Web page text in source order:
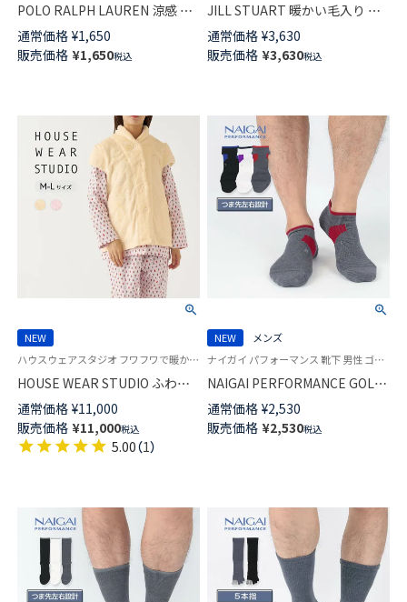
POLO RALPH LAUREN 涼感 鹿
の子編み オーガニックコットン
混 マルチPP 20cm ミドル丈 ソ
ックス 02012513
通常価格 ¥1,650
販売価格 ¥1,650税込
JILL STUART 暖かい毛入り バ
ルキー ケーブルタイツ かかと
付き 後ろヒップマチ付き レデ
ィース 01050531
通常価格 ¥3,630
販売価格 ¥3,630税込
NEW
ハウスウェアスタジオ フワフワで暖かい 防寒 秋冬 羽織もの HWS
HOUSE WEAR STUDIO ふわふ
わ暖かい シルキーマイヤー ベ
スト 前ボタン リボン柄 レディ
ース 73374250
通常価格 ¥11,000
販売価格 ¥11,000税込
5.00（1）
NEW
メンズ
ナイガイ パフォーマンス 靴下 男性 ゴルフ スポーツ
NAIGAI PERFORMANCE GOLF
スポーツ ショート丈 ソックス
アーチフィットサポートメンズ
02332222
通常価格 ¥2,530
販売価格 ¥2,530税込